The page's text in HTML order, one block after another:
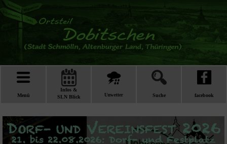
Menü
Infos &
SLN Blick
Unwetter Suche facebook